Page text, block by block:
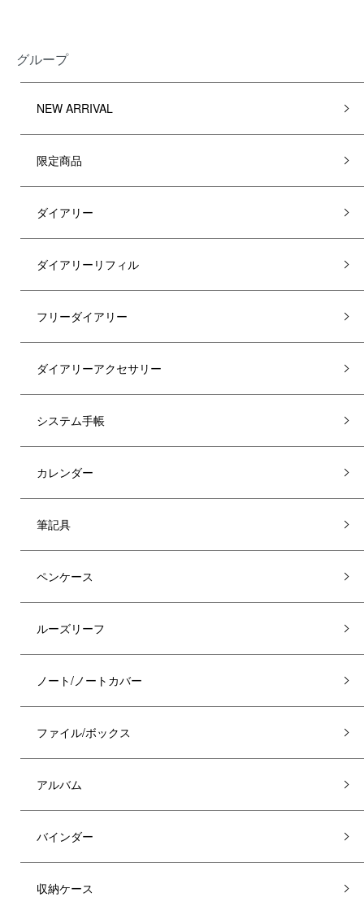
グループ
NEW ARRIVAL
限定商品
ダイアリー
ダイアリーリフィル
フリーダイアリー
ダイアリーアクセサリー
システム手帳
カレンダー
筆記具
ペンケース
ルーズリーフ
ノート/ノートカバー
ファイル/ボックス
アルバム
バインダー
収納ケース